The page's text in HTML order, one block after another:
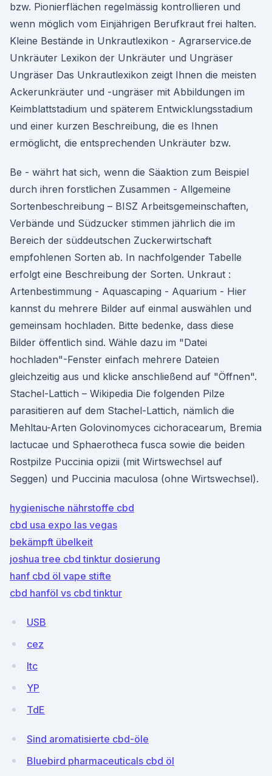
bzw. Pionierflächen regelmässig kontrollieren und
wenn möglich vom Einjährigen Berufkraut frei halten.
Kleine Bestände in Unkrautlexikon - Agrarservice.de
Unkräuter Lexikon der Unkräuter und Ungräser
Ungräser Das Unkrautlexikon zeigt Ihnen die meisten
Ackerunkräuter und -ungräser mit Abbildungen im
Keimblattstadium und späterem Entwicklungsstadium
und einer kurzen Beschreibung, die es Ihnen
ermöglicht, die entsprechenden Unkräuter bzw.
Be - währt hat sich, wenn die Säaktion zum Beispiel
durch ihren forstlichen Zusammen - Allgemeine
Sortenbeschreibung – BISZ Arbeitsgemeinschaften,
Verbände und Südzucker stimmen jährlich die im
Bereich der süddeutschen Zuckerwirtschaft
empfohlenen Sorten ab. In nachfolgender Tabelle
erfolgt eine Beschreibung der Sorten. Unkraut :
Artenbestimmung - Aquascaping - Aquarium - Hier
kannst du mehrere Bilder auf einmal auswählen und
gemeinsam hochladen. Bitte bedenke, dass diese
Bilder öffentlich sind. Wähle dazu im "Datei
hochladen"-Fenster einfach mehrere Dateien
gleichzeitig aus und klicke anschließend auf "Öffnen".
Stachel-Lattich – Wikipedia Die folgenden Pilze
parasitieren auf dem Stachel-Lattich, nämlich die
Mehltau-Arten Golovinomyces cichoracearum, Bremia
lactucae und Sphaerotheca fusca sowie die beiden
Rostpilze Puccinia opizii (mit Wirtswechsel auf
Seggen) und Puccinia maculosa (ohne Wirtswechsel).
hygienische nährstoffe cbd
cbd usa expo las vegas
bekämpft übelkeit
joshua tree cbd tinktur dosierung
hanf cbd öl vape stifte
cbd hanföl vs cbd tinktur
USB
cez
ltc
YP
TdE
Sind aromatisierte cbd-öle
Bluebird pharmaceuticals cbd öl